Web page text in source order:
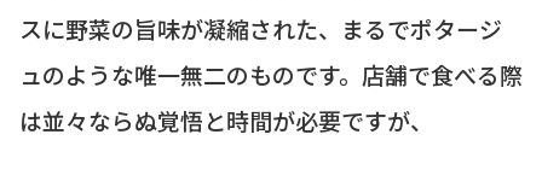
スに野菜の旨味が凝縮された、まるでポタージ
ュのような唯一無二のものです。店舗で食べる際
は並々ならぬ覚悟と時間が必要ですが、